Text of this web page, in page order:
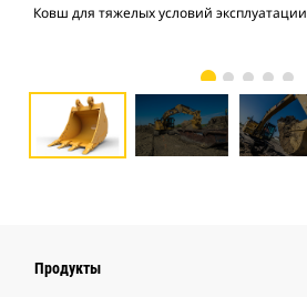
Ковш для тяжелых условий эксплуатации
Продукты